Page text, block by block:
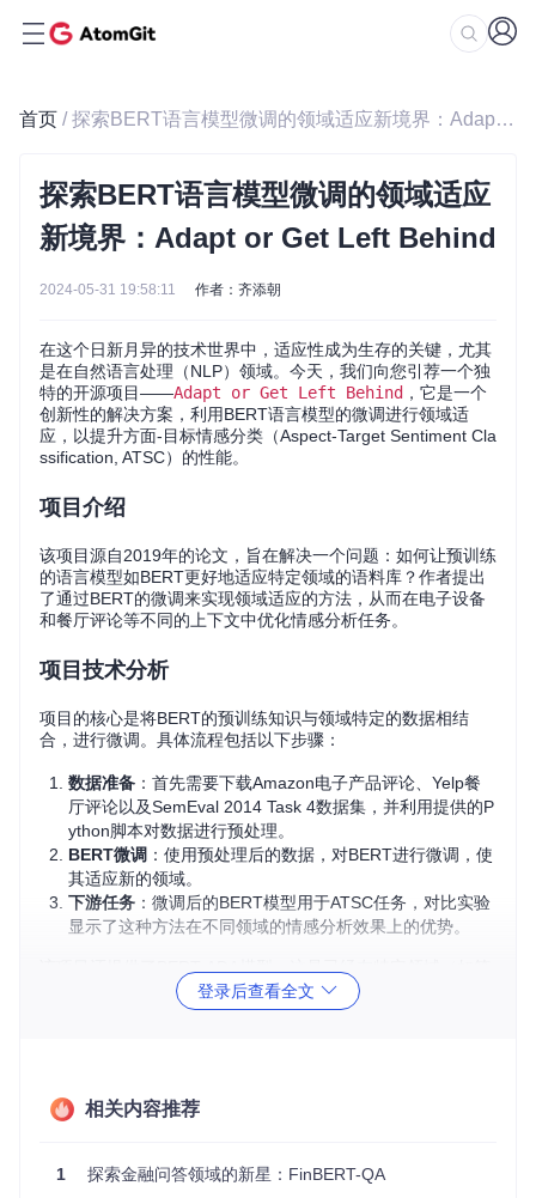
首页 / 探索BERT语言模型微调的领域适应新境界：Adapt or Get Left Behind
探索BERT语言模型微调的领域适应
新境界：Adapt or Get Left Behind
2024-05-31 19:58:11 作者：齐添朝
在这个日新月异的技术世界中，适应性成为生存的关键，尤其
是在自然语言处理（NLP）领域。今天，我们向您引荐一个独
特的开源项目——Adapt or Get Left Behind ，它是一个
创新性的解决方案，利用BERT语言模型的微调进行领域适
应，以提升方面-目标情感分类（Aspect-Target Sentiment Cla
ssification, ATSC）的性能。
项目介绍
该项目源自2019年的论文，旨在解决一个问题：如何让预训练
的语言模型如BERT更好地适应特定领域的语料库？作者提出
了通过BERT的微调来实现领域适应的方法，从而在电子设备
和餐厅评论等不同的上下文中优化情感分析任务。
项目技术分析
项目的核心是将BERT的预训练知识与领域特定的数据相结
合，进行微调。具体流程包括以下步骤：
数据准备 ：首先需要下载Amazon电子产品评论、Yelp餐
厅评论以及SemEval 2014 Task 4数据集，并利用提供的P
ython脚本对数据进行预处理。
BERT微调 ：使用预处理后的数据，对BERT进行微调，使
其适应新的领域。
下游任务 ：微调后的BERT模型用于ATSC任务，对比实验
显示了这种方法在不同领域的情感分析效果上的优势。
记本电脑、餐厅或跨领域）进行过微调的预训练模型。
析消费者对电子产品或食品的评价，提供有价值的市场反
体上的评论，了解热点问题和改进方向。
登录后查看全文
相关内容推荐
1 探索金融问答领域的新星：FinBERT-QA